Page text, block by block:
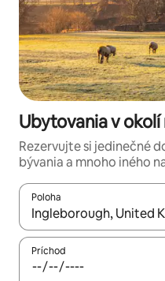
Ubytovania v
Rezervujte si jedinečné
bývania a mnoho iného
Poloha
Keď budú výsledky k
Príchod